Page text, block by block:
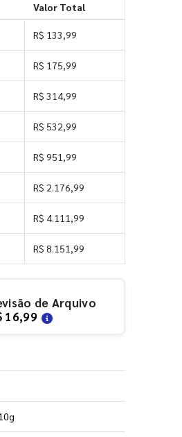
Valor Total
R$ 133,99
R$ 175,99
R$ 314,99
R$ 532,99
R$ 951,99
R$ 2.176,99
R$ 4.111,99
R$ 8.151,99
de Arquivo
16,99
as condições de entrega